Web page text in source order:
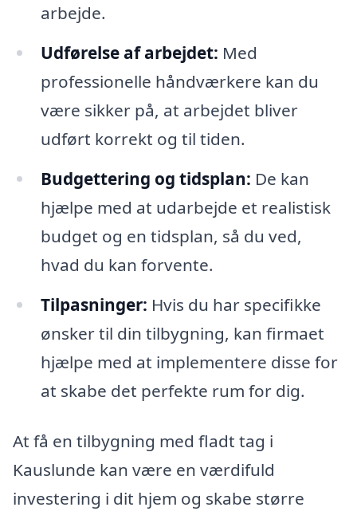
arbejde.
Udførelse af arbejdet: Med
professionelle håndværkere kan du
være sikker på, at arbejdet bliver
udført korrekt og til tiden.
Budgettering og tidsplan: De kan
hjælpe med at udarbejde et realistisk
budget og en tidsplan, så du ved,
hvad du kan forvente.
Tilpasninger: Hvis du har specifikke
ønsker til din tilbygning, kan firmaet
hjælpe med at implementere disse for
at skabe det perfekte rum for dig.
At få en tilbygning med fladt tag i
Kauslunde kan være en værdifuld
investering i dit hjem og skabe større